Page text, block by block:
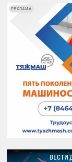
РЕКЛАМА
ВЕСТИ